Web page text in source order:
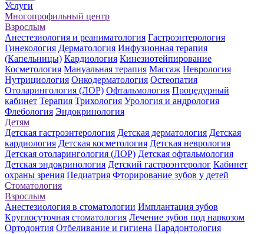
Услуги
Многопрофильный центр
Взрослым
Анестезиология и реаниматология Гастроэнтерология
Гинекология Дерматология Инфузионная терапия
(Капельницы) Кардиология Кинезиотейпирование
Косметология Мануальная терапия Массаж Неврология
Нутрициология Онкодерматология Остеопатия
Отоларингология (ЛОР) Офтальмология Процедурный
кабинет Терапия Трихология Урология и андрология
Флебология Эндокринология
Детям
Детская гастроэнтерология Детская дерматология Детская
кардиология Детская косметология Детская неврология
Детская отоларингология (ЛОР) Детская офтальмология
Детская эндокринология Детский гастроэнтеролог Кабинет
охраны зрения Педиатрия Фторирование зубов у детей
Стоматология
Взрослым
Анестезиология в стоматологии Имплантация зубов
Круглосуточная стоматология Лечение зубов под наркозом
Ортодонтия Отбеливание и гигиена Парадонтология